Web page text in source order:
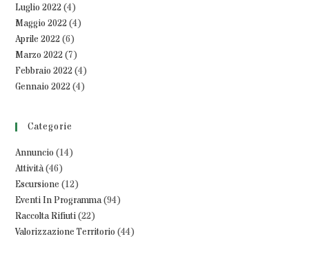
Luglio 2022(4)
Maggio 2022(4)
Aprile 2022(6)
Marzo 2022(7)
Febbraio 2022(4)
Gennaio 2022(4)
Categorie
Annuncio (14)
Attività(46)
Escursione (12)
Eventi In Programma(94)
Raccolta Rifiuti(22)
Valorizzazione Territorio (44)